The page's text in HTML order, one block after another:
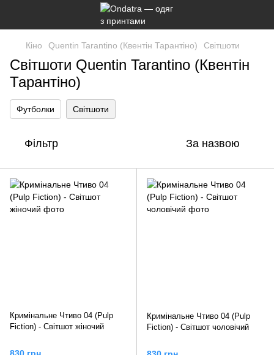
Кіно Quentin Tarantino (Квентін Тарантіно) Світшоти
Світшоти Quentin Tarantino (Квентін
Тарантіно)
Футболки Світшоти
Фільтр За назвою
Кримінальне Чтиво 04 (Pulp
Fiction) - Світшот жіночий
830 грн
Кримінальне Чтиво 04 (Pulp
Fiction) - Світшот чоловічий